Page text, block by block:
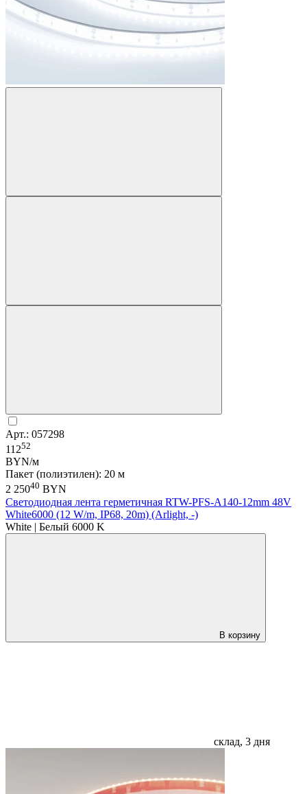
Арт.: 057298
11252
BYN/м
Пакет (полиэтилен): 20 м
2 25040 BYN
Светодиодная лента герметичная RTW-PFS-A140-12mm 48V
White6000 (12 W/m, IP68, 20m) (Arlight, -)
White | Белый 6000 K
В корзину
склад, 3 дня